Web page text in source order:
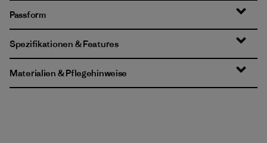
Passform
Spezifikationen & Features
Materialien & Pflegehinweise